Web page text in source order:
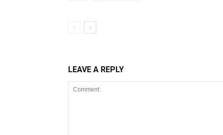
LEAVE A REPLY